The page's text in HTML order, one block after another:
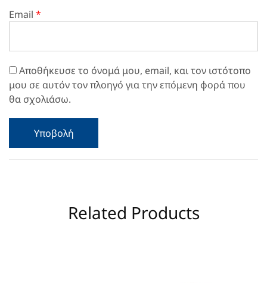
Email *
Αποθήκευσε το όνομά μου, email, και τον ιστότοπο
μου σε αυτόν τον πλοηγό για την επόμενη φορά που
θα σχολιάσω.
Related Products